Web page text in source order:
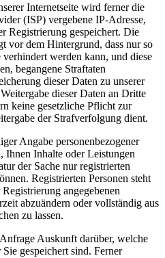
Internetseite wird ferner die
(ISP) vergebene IP-Adresse,
Registrierung gespeichert. Die
vor dem Hintergrund, dass nur so
werden kann, und diese
begangene Straftaten
dieser Daten zu unserer
dieser Daten an Dritte
keine gesetzliche Pflicht zur
der Strafverfolgung dient.
Angabe personenbezogener
Ihnen Inhalte oder Leistungen
der Sache nur registrierten
Registrierten Personen steht
angegebenen
abzuändern oder vollständig aus
zu lassen.
Auskunft darüber, welche
gespeichert sind. Ferner